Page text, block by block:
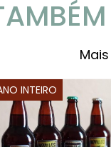
INTEIRO